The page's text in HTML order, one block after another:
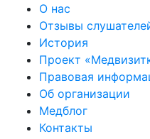
О нас
Отзывы
История
Проект
Правовая
Об организации
Медблог
Контакты